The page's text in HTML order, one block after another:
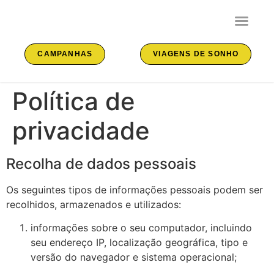
CAMPANHAS VIAGENS DE SONHO
Política de
privacidade
Recolha de dados pessoais
Os seguintes tipos de informações pessoais podem ser
recolhidos, armazenados e utilizados:
informações sobre o seu computador, incluindo
seu endereço IP, localização geográfica, tipo e
versão do navegador e sistema operacional;